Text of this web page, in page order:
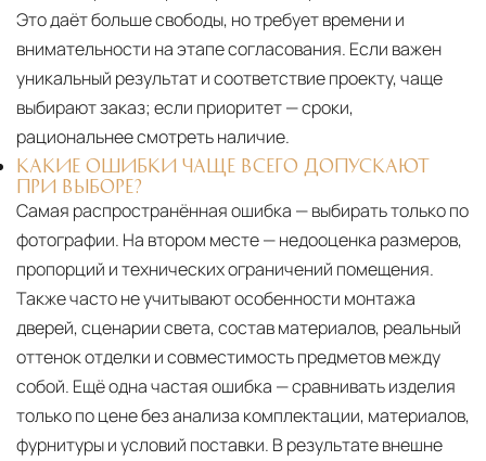
Это даёт больше свободы, но требует времени и
внимательности на этапе согласования. Если важен
уникальный результат и соответствие проекту, чаще
выбирают заказ; если приоритет — сроки,
рациональнее смотреть наличие.
КАКИЕ ОШИБКИ ЧАЩЕ ВСЕГО ДОПУСКАЮТ
ПРИ ВЫБОРЕ?
Самая распространённая ошибка — выбирать только по
фотографии. На втором месте — недооценка размеров,
пропорций и технических ограничений помещения.
Также часто не учитывают особенности монтажа
дверей, сценарии света, состав материалов, реальный
оттенок отделки и совместимость предметов между
собой. Ещё одна частая ошибка — сравнивать изделия
только по цене без анализа комплектации, материалов,
фурнитуры и условий поставки. В результате внешне